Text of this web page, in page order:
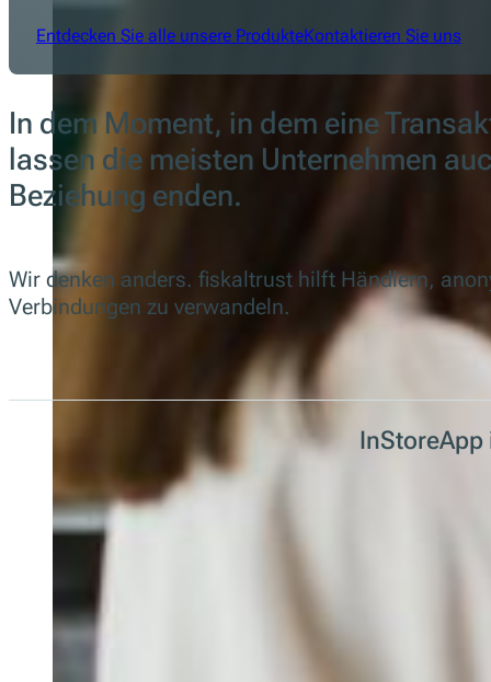
Entdecken Sie alle unsere ProdukteKontaktieren Sie uns
In dem Moment, in dem eine
lassen die meisten Unternehmen
Beziehung enden.
Wir denken anders. fiskaltrust hilft Händlern,
Verbindungen zu verwandeln.